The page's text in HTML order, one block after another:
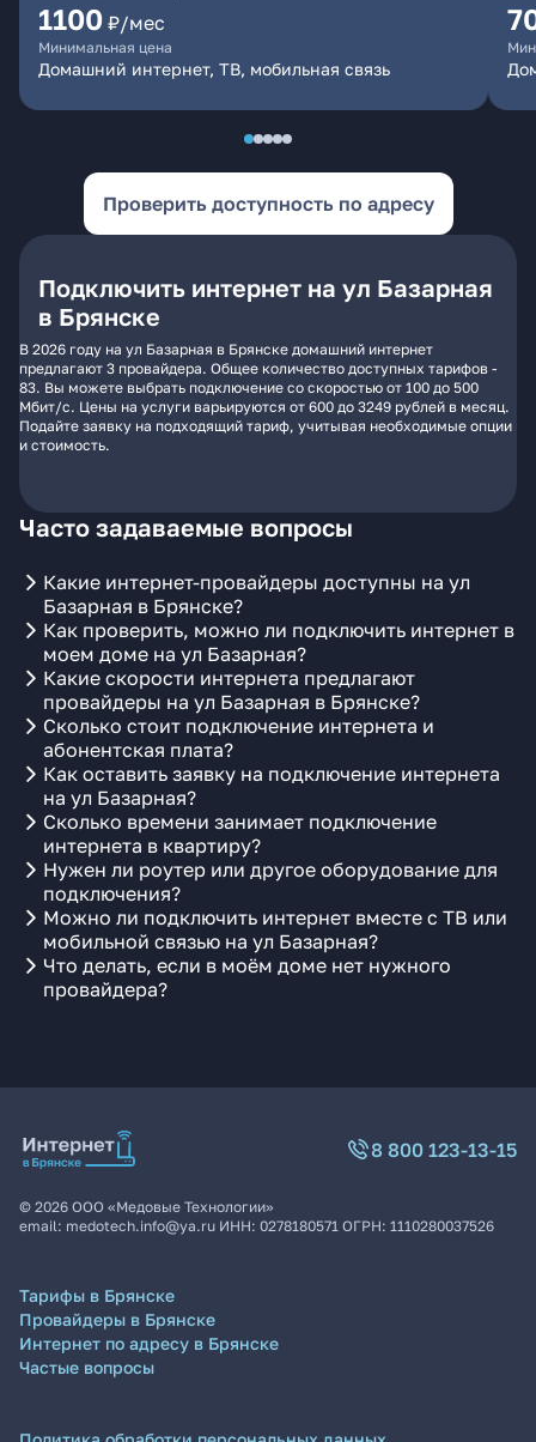
1100 ₽/мес
Минимальная цена
Домашний интернет, ТВ, мобильная связь
Проверить доступность по адресу
Подключить интернет на ул Базарная
в Брянске
В 2026 году на ул Базарная в Брянске домашний интернет
предлагают 3 провайдера. Общее количество доступных тарифов -
83. Вы можете выбрать подключение со скоростью от 100 до 500
Мбит/с. Цены на услуги варьируются от 600 до 3249 рублей в месяц.
Подайте заявку на подходящий тариф, учитывая необходимые опции
и стоимость.
Часто задаваемые вопросы
Какие интернет-провайдеры доступны на ул
Базарная в Брянске?
Как проверить, можно ли подключить интернет в
моем доме на ул Базарная?
Какие скорости интернета предлагают
провайдеры на ул Базарная в Брянске?
Сколько стоит подключение интернета и
абонентская плата?
Как оставить заявку на подключение интернета
на ул Базарная?
Сколько времени занимает подключение
интернета в квартиру?
Нужен ли роутер или другое оборудование для
подключения?
Можно ли подключить интернет вместе с ТВ или
мобильной связью на ул Базарная?
Что делать, если в моём доме нет нужного
провайдера?
8 800 123-13-15
© 2026 ООО «Медовые Технологии»
email: medotech.info@ya.ru ИНН: 0278180571 ОГРН: 1110280037526
Тарифы в Брянске
Провайдеры в Брянске
Интернет по адресу в Брянске
Частые вопросы